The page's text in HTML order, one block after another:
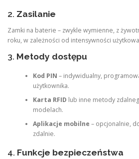
2. Zasilanie
Zamki na baterie – zwykle wymienne, z
roku, w zależności od intensywności
3. Metody dostępu
Kod PIN – indywidualny,
użytkownika.
Karta RFID lub inne metody
modelach.
Aplikacje mobilne – opcjonalnie,
zdalnie.
4. Funkcje bezpieczeństwa